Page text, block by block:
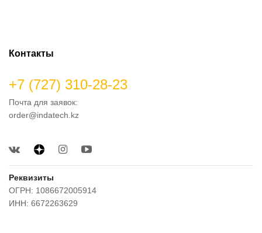
Контакты
+7 (727) 310-28-23
Почта для заявок:
order@indatech.kz
Реквизиты
ОГРН: 1086672005914
ИНН: 6672263629